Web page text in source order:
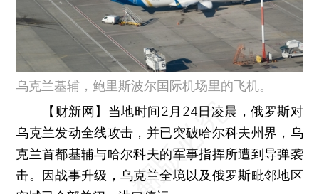
乌克兰基辅，鲍里斯波尔国际机场里的飞机。
【财新网】 当地时间2月24日凌晨，俄罗斯对
乌克兰发动全线攻击，并已突破哈尔科夫州界，乌
克兰首都基辅与哈尔科夫的军事指挥所遭到导弹袭
击。因战事升级，乌克兰全境以及俄罗斯毗邻地区